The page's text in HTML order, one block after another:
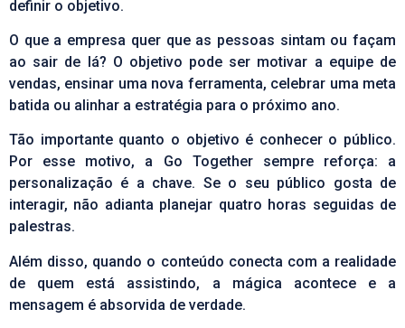
definir o objetivo.
O que a empresa quer que as pessoas sintam ou façam
ao sair de lá? O objetivo pode ser motivar a equipe de
vendas, ensinar uma nova ferramenta, celebrar uma meta
batida ou alinhar a estratégia para o próximo ano.
Tão importante quanto o objetivo é conhecer o público.
Por esse motivo, a Go Together sempre reforça: a
personalização é a chave. Se o seu público gosta de
interagir, não adianta planejar quatro horas seguidas de
palestras.
Além disso, quando o conteúdo conecta com a realidade
de quem está assistindo, a mágica acontece e a
mensagem é absorvida de verdade.